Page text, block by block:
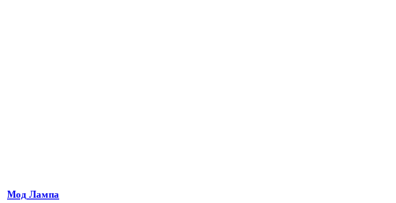
Мод Лампа